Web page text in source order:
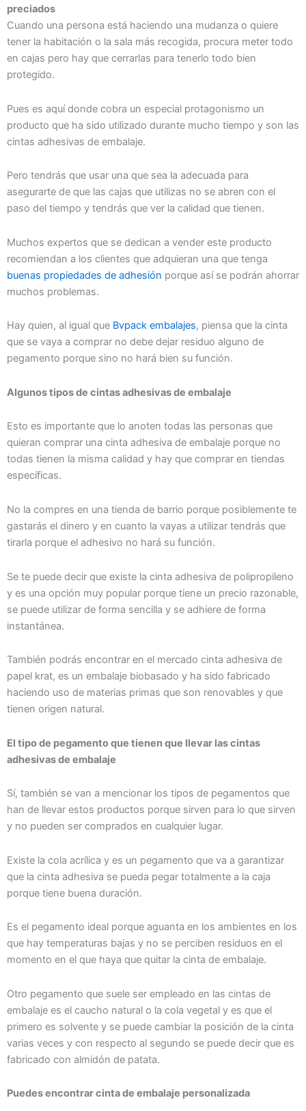
preciados
Cuando una persona está haciendo una mudanza o quiere
tener la habitación o la sala más recogida, procura meter todo
en cajas pero hay que cerrarlas para tenerlo todo bien
protegido.
Pues es aquí donde cobra un especial protagonismo un
producto que ha sido utilizado durante mucho tiempo y son las
cintas adhesivas de embalaje.
Pero tendrás que usar una que sea la adecuada para
asegurarte de que las cajas que utilizas no se abren con el
paso del tiempo y tendrás que ver la calidad que tienen.
Muchos expertos que se dedican a vender este producto
recomiendan a los clientes que adquieran una que tenga
buenas propiedades de adhesión porque así se podrán ahorrar
muchos problemas.
Hay quien, al igual que Bvpack embalajes, piensa que la cinta
que se vaya a comprar no debe dejar residuo alguno de
pegamento porque sino no hará bien su función.
Algunos tipos de cintas adhesivas de embalaje
Esto es importante que lo anoten todas las personas que
quieran comprar una cinta adhesiva de embalaje porque no
todas tienen la misma calidad y hay que comprar en tiendas
específicas.
No la compres en una tienda de barrio porque posiblemente te
gastarás el dinero y en cuanto la vayas a utilizar tendrás que
tirarla porque el adhesivo no hará su función.
Se te puede decir que existe la cinta adhesiva de polipropileno
y es una opción muy popular porque tiene un precio razonable,
se puede utilizar de forma sencilla y se adhiere de forma
instantánea.
También podrás encontrar en el mercado cinta adhesiva de
papel krat, es un embalaje biobasado y ha sido fabricado
haciendo uso de materias primas que son renovables y que
tienen origen natural.
El tipo de pegamento que tienen que llevar las cintas
adhesivas de embalaje
Sí, también se van a mencionar los tipos de pegamentos que
han de llevar estos productos porque sirven para lo que sirven
y no pueden ser comprados en cualquier lugar.
Existe la cola acrílica y es un pegamento que va a garantizar
que la cinta adhesiva se pueda pegar totalmente a la caja
porque tiene buena duración.
Es el pegamento ideal porque aguanta en los ambientes en los
que hay temperaturas bajas y no se perciben residuos en el
momento en el que haya que quitar la cinta de embalaje.
Otro pegamento que suele ser empleado en las cintas de
embalaje es el caucho natural o la cola vegetal y es que el
primero es solvente y se puede cambiar la posición de la cinta
varias veces y con respecto al segundo se puede decir que es
fabricado con almidón de patata.
Puedes encontrar cinta de embalaje personalizada